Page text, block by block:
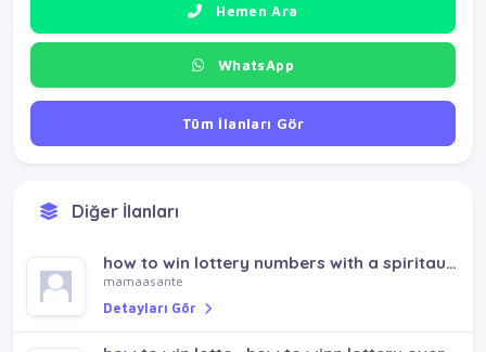
Hemen Ara
WhatsApp
Tüm İlanları Gör
Diğer İlanları
how to win lottery numbers with a spiritaulist call +256759120155
mamaasante
Detayları Gör